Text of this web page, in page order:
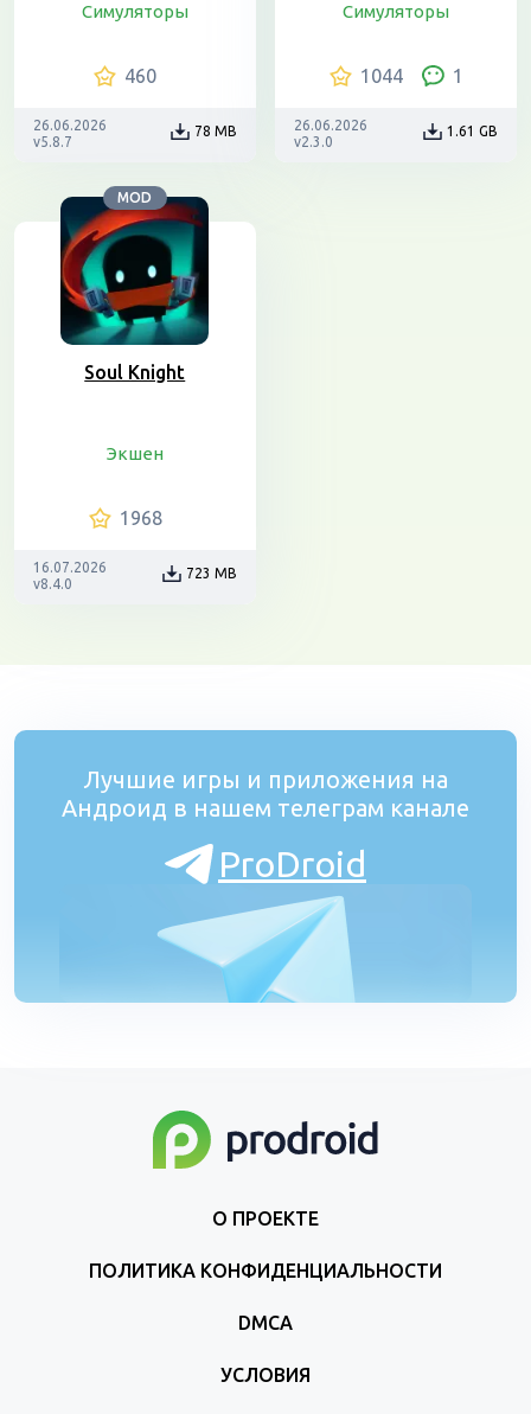
Симуляторы
460
26.06.2026
v5.8.7
78 MB
Симуляторы
1044 1
26.06.2026
v2.3.0
1.61 GB
MOD
Soul Knight
Экшен
1968
16.07.2026
v8.4.0
723 MB
Лучшие игры и приложения на
Андроид в нашем телеграм канале
ProDroid
О ПРОЕКТЕ
ПОЛИТИКА КОНФИДЕНЦИАЛЬНОСТИ
DMCA
УСЛОВИЯ